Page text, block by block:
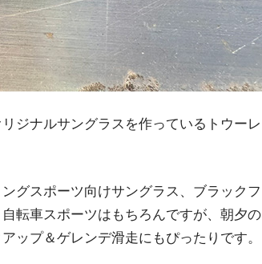
ジナルサングラスを作っているトウーレ
グスポーツ向けサングラス、ブラックフ
転車スポーツはもちろんですが、朝夕の
ップ＆ゲレンデ滑走にもぴったりです。